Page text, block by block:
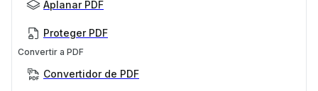
Aplanar PDF
Proteger PDF
Convertir a PDF
Convertidor de PDF